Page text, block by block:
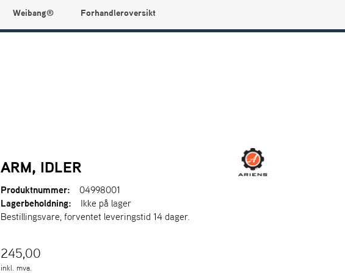
Min side
Weibang® Forhandleroversikt
ARM, IDLER
Produktnummer:
04998001
Lagerbeholdning:
Ikke på lager
Bestillingsvare, forventet leveringstid 14 dager.
245,00
inkl. mva.